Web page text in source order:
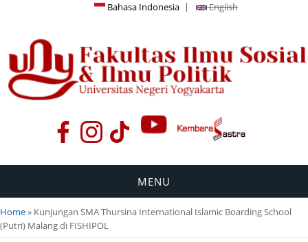
Bahasa Indonesia English
MENU
You are here
Home» Kunjungan SMA Thursina International Islamic Boarding School
(Putri) Malang di FISHIPOL